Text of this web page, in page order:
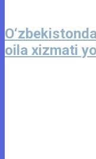
oila xizmati